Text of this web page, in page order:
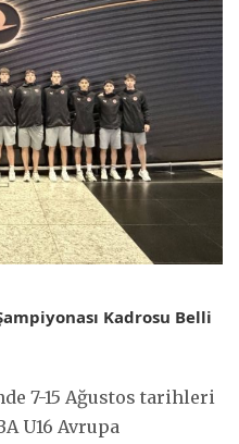
Kadrosu Belli
7-15 Ağustos tarihleri
U16 Avrupa